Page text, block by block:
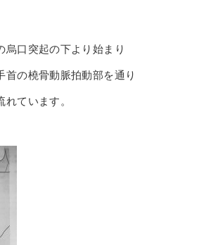
烏口突起の下より始まり
首の橈骨動脈拍動部を通り
れています。